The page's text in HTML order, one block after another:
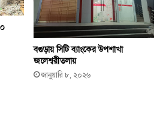
বগুড়ায় সিটি ব্যাংকের উপশাখা
জলেশ্বরীতলায়
জানুয়ারি ৮, ২০২৬